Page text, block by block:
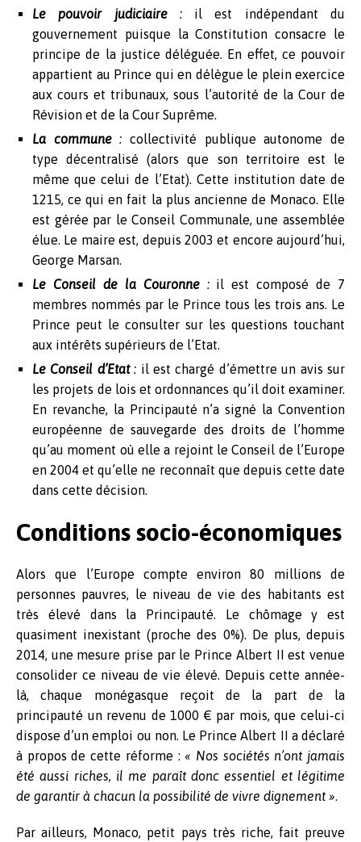
Le pouvoir judiciaire: il est indépendant du
gouvernement puisque la Constitution consacre le
principe de la justice déléguée. En effet, ce pouvoir
appartient au Prince qui en délègue le plein exercice
aux cours et tribunaux, sous l’autorité de la Cour de
Révision et de la Cour Suprême.
La commune: collectivité publique autonome de
type décentralisé (alors que son territoire est le
même que celui de l’Etat). Cette institution date de
1215, ce qui en fait la plus ancienne de Monaco. Elle
est gérée par le Conseil Communale, une assemblée
élue. Le maire est, depuis 2003 et encore aujourd’hui,
George Marsan.
Le Conseil de la Couronne :il est composé de 7
membres nommés par le Prince tous les trois ans. Le
Prince peut le consulter sur les questions touchant
aux intérêts supérieurs de l’Etat.
Le Conseil d’Etat: il est chargé d’émettre un avis sur
les projets de lois et ordonnances qu’il doit examiner.
En revanche, la Principauté n’a signé la Convention
européenne de sauvegarde des droits de l’homme
qu’au moment où elle a rejoint le Conseil de l’Europe
en 2004 et qu’elle ne reconnaît que depuis cette date
dans cette décision.
Conditions socio-économiques
Alors que l’Europe compte environ 80 millions de
personnes pauvres, le niveau de vie des habitants est
très élevé dans la Principauté. Le chômage y est
quasiment inexistant (proche des 0%). De plus, depuis
2014, une mesure prise par le Prince Albert II est venue
consolider ce niveau de vie élevé. Depuis cette année-
là, chaque monégasque reçoit de la part de la
principauté un revenu de 1000 € par mois, que celui-ci
dispose d’un emploi ou non. Le Prince Albert II a déclaré
à propos de cette réforme :« Nos sociétés n’ont jamais
été aussi riches, il me paraît donc essentiel et légitime
de garantir à chacun la possibilité de vivre dignement ».
Par ailleurs, Monaco, petit pays très riche, fait preuve